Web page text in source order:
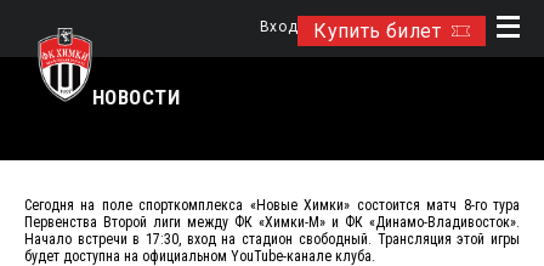
Купить билет
Вход
НОВОСТИ
Сегодня на поле спорткомплекса «Новые Химки» состоится матч 8-го тура
Первенства Второй лиги между ФК «Химки-М» и ФК «Динамо-Владивосток».
Начало встречи в 17:30, вход на стадион свободный. Трансляция этой игры
будет доступна на официальном YouTube-канале клуба.